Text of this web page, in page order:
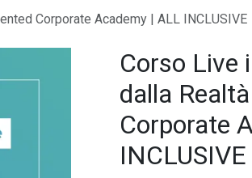
Corporate Academy | ALL INCLUSIVE
Corso Live
dalla
Corporate
INCLUSIVE